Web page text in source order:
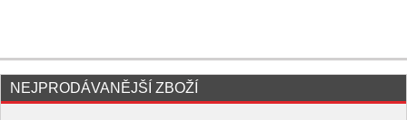
NEJPRODÁVANĚJŠÍ ZBOŽÍ